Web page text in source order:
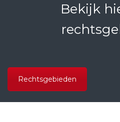
Bekijk
Rechtsgebieden